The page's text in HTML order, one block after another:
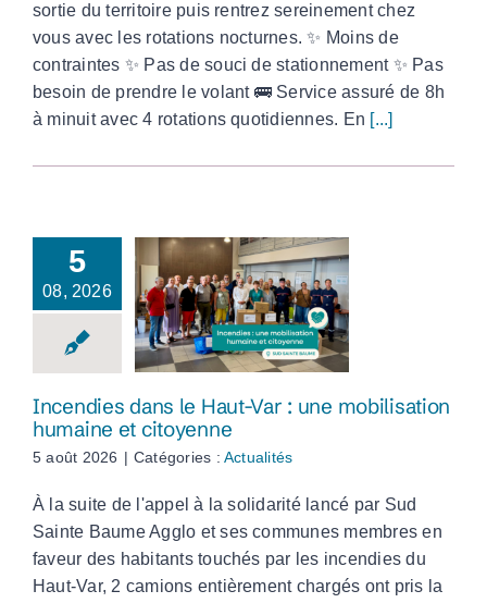
sortie du territoire puis rentrez sereinement chez
vous avec les rotations nocturnes. ✨ Moins de
contraintes ✨ Pas de souci de stationnement ✨ Pas
besoin de prendre le volant 🚌 Service assuré de 8h
à minuit avec 4 rotations quotidiennes. En [...]
5
08, 2026
Incendies dans le
Haut-Var : une
mobilisation
humaine et
citoyenne
Incendies dans le Haut-Var : une mobilisation
humaine et citoyenne
5 août 2026 | Catégories :Actualités
À la suite de l'appel à la solidarité lancé par Sud
Sainte Baume Agglo et ses communes membres en
faveur des habitants touchés par les incendies du
Haut-Var, 2 camions entièrement chargés ont pris la